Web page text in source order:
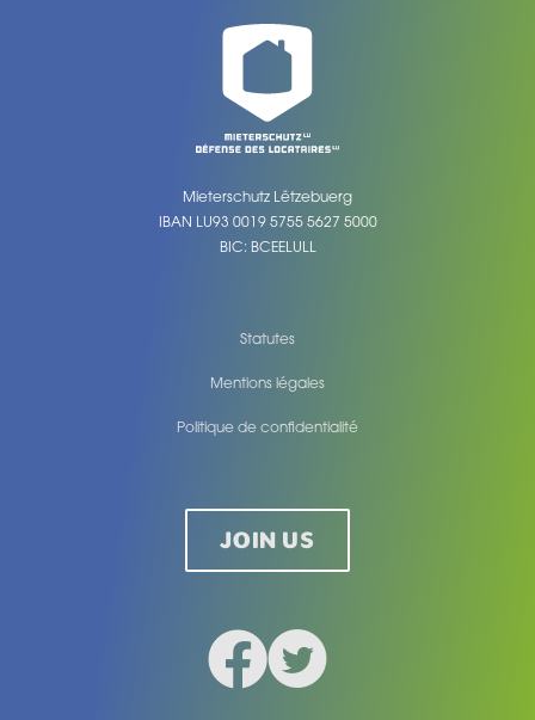
Mieterschutz Lëtzebuerg
IBAN LU93 0019 5755 5627 5000
BIC: BCEELULL
Statutes
Mentions légales
Politique de confidentialité
JOIN US